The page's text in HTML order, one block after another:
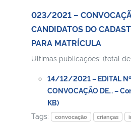
023/2021 –
CANDIDATOS DO
PARA MATRÍCULA
Ultimas publicações: (total de
14/12/2021 – EDITAL
CONVOCAÇÃO DE… –
KB)
Tags:
convocação crianças